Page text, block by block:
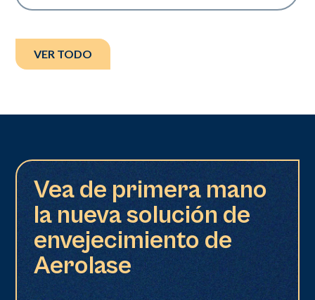
VER TODO
Vea de primera mano
la nueva solución de
envejecimiento de
Aerolase